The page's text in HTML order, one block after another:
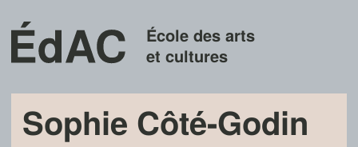
École des arts
et cultures
Sophie Côté-Godin